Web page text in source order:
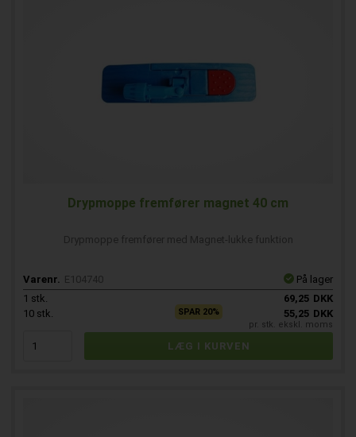
Drypmoppe fremfører magnet 40 cm
Drypmoppe fremfører med Magnet-lukke funktion
Varenr. E104740
På lager
1 stk. 69,25 DKK
10 stk. SPAR 20% 55,25 DKK
pr. stk. ekskl. moms